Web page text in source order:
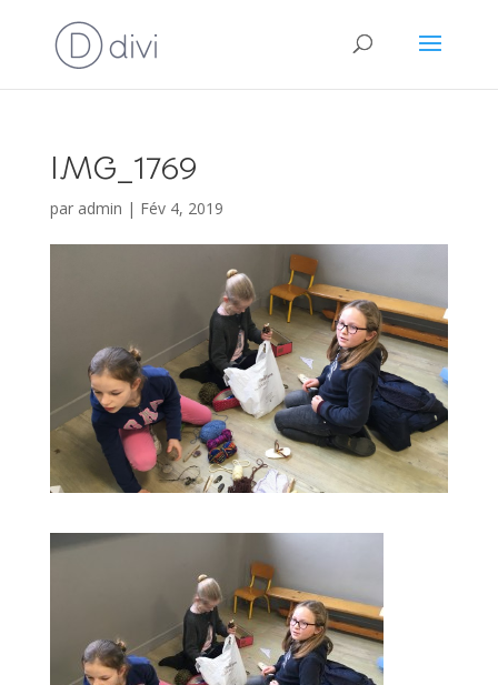
IMG_1769
par admin | Fév 4, 2019